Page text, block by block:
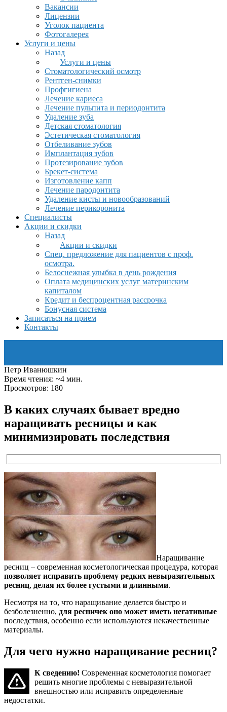
Вакансии
Лицензии
Уголок пациента
Фотогалерея
Услуги и цены
Назад
Услуги и цены
Стоматологический осмотр
Рентген-снимки
Профгигиена
Лечение кариеса
Лечение пульпита и периодонтита
Удаление зуба
Детская стоматология
Эстетическая стоматология
Отбеливание зубов
Имплантация зубов
Протезирование зубов
Брекет-система
Изготовление капп
Лечение пародонтита
Удаление кисты и новообразований
Лечение перикоронита
Специалисты
Акции и скидки
Назад
Акции и скидки
Спец. предложение для пациентов с проф.
осмотра.
Белоснежная улыбка в день рождения
Оплата медицинских услуг материнским
капиталом
Кредит и беспроцентная рассрочка
Бонусная система
Записаться на прием
Контакты
Петр Иванюшкин
Время чтения: ~4 мин.
Просмотров: 180
В каких случаях бывает вредно
наращивать ресницы и как
минимизировать последствия
Наращивание
ресниц – современная косметологическая процедура, которая
позволяет исправить проблему редких невыразительных
ресниц, делая их более густыми и длинными.
Несмотря на то, что наращивание делается быстро и
безболезненно, для ресничек оно может иметь негативные
последствия, особенно если используются некачественные
материалы.
Для чего нужно наращивание ресниц?
К сведению! Современная косметология помогает
решить многие проблемы с невыразительной
внешностью или исправить определенные
недостатки.